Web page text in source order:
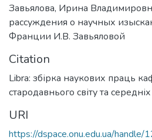
Завьялова, Ирина
рассуждения о научных
Франции И.В. Завьяловой
Citation
Libra: збірка наукових праць
стародавнього світу та середніх
URI
https://dspace.onu.edu.ua/